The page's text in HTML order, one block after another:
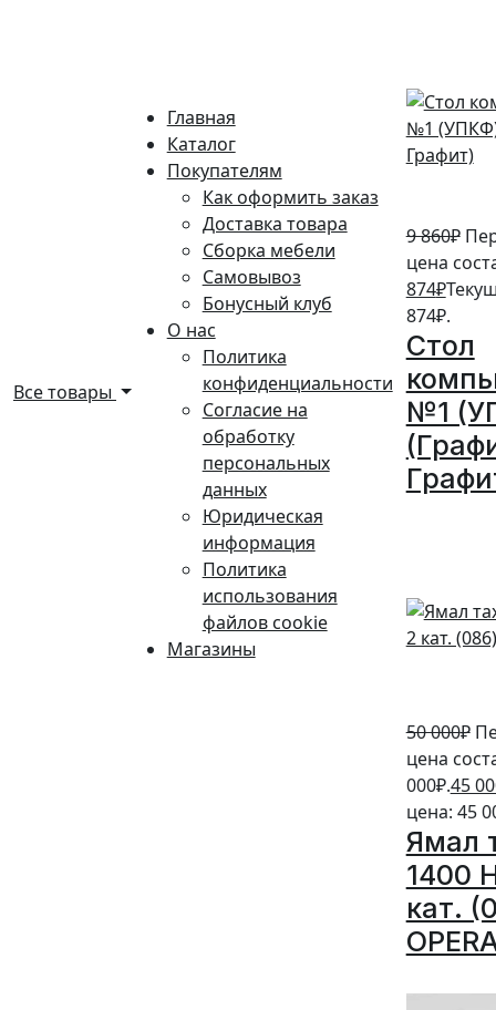
Все товары
Главная
Каталог
Покупателям
Как оформить заказ
Доставка товара
Сборка мебели
Самовывоз
Бонусный клуб
О нас
Политика
конфиденциальности
Согласие на
обработку
персональных
данных
Юридическая
информация
Политика
использования
файлов cookie
Магазины
9 860₽
цена
874₽
874₽.
Стол
№1
50 000₽
цена
000₽.45
цена: 45
Ямал
1400
кат.